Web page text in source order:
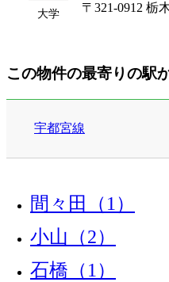
大学 〒321-0912 栃
この物件の最寄りの駅
宇都宮線
間々田（1）
小山（2）
石橋（1）